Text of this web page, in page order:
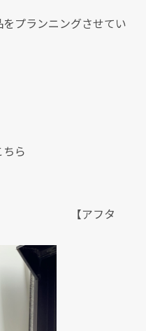
プランニングさせてい
ら
【アフタ